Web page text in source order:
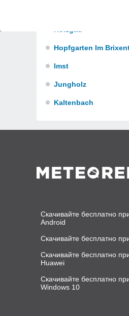
Hopfgarten Im
Imst
Jungholz
Kaltenbach
Скачивайте бесплатно
Android
Скачивайте бесплатно
Скачивайте бесплатно
Huawei
Скачивайте бесплатно
Windows 10